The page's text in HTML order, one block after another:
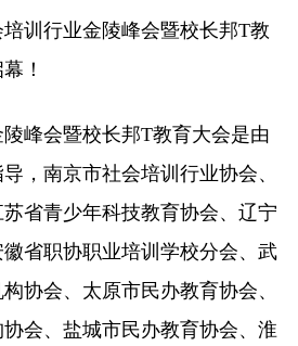
培训行业金陵峰会暨校长邦T教
！
峰会暨校长邦T教育大会是由
，南京市社会培训行业协会、
省青少年科技教育协会、辽宁
省职协职业培训学校分会、武
协会、太原市民办教育协会、
会、盐城市民办教育协会、淮